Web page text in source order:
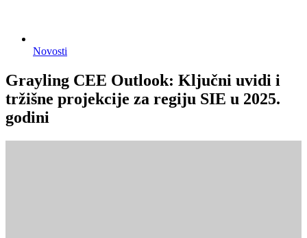
Novosti
Grayling CEE Outlook: Ključni uvidi i
tržišne projekcije za regiju SIE u 2025.
godini